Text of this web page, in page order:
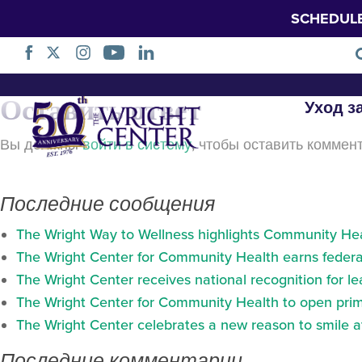
Пропустить
навигацию
Уход
mham-2025-
Оставить ответ
Вы должнывойти в систему, чтобы оставить
Последние сообщения
The Wright Way to Wellness highlights Community
The Wright Center for Community Health earns
The Wright Center receives national recognition for
The Wright Center for Community Health to open
The Wright Center celebrates a new reason to smile